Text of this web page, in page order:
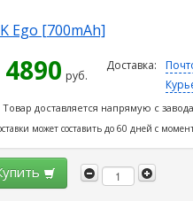
Ego [700mAh]
4890 руб.
Доставка:
Товар доставляется напрямую с
может составить до 60 дней с